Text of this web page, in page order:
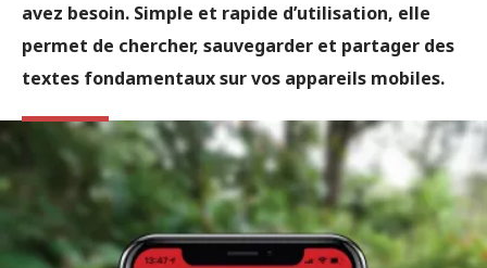
avez besoin. Simple et rapide d’utilisation, elle
permet de chercher, sauvegarder et partager des
textes fondamentaux sur vos appareils mobiles.